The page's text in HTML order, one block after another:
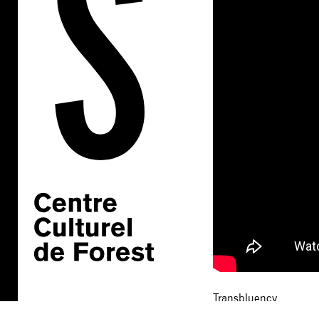
Transbluency